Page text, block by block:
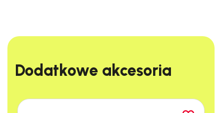
m
Przykładowe
Dodatkowe akcesoria​